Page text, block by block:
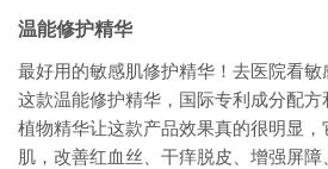
温能修护精华
最好用的敏感肌修护精华！去医院看
这款温能修护精华，国际专利成分配方
植物精华让这款产品效果真的很明显
肌，改善红血丝、干痒脱皮、增强屏